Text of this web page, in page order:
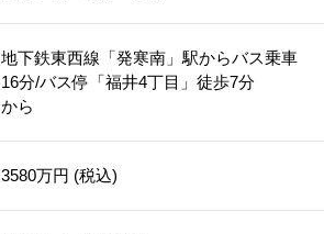
地下鉄東西線「発寒南」駅からバス乗車
16分/バス停「福井4丁目」徒歩7分
から
3580万円 (税込)